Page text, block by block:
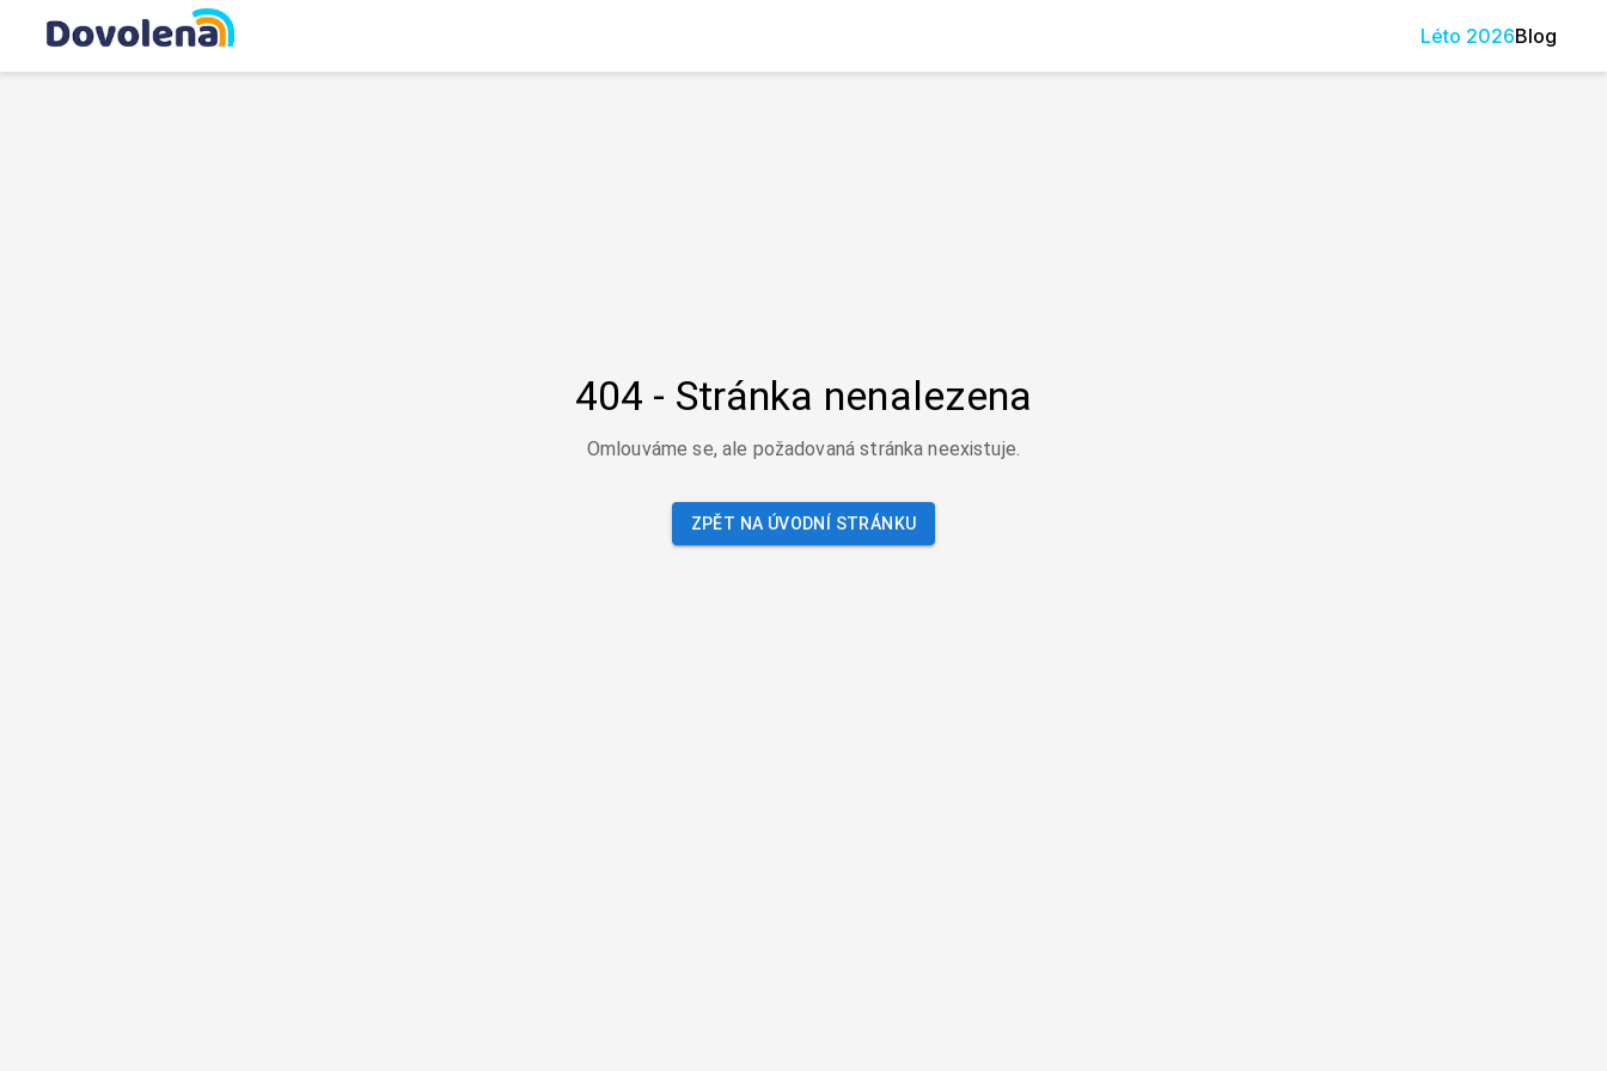
Léto 2026Blog
404 - Stránka nenalezena
Omlouváme se, ale požadovaná stránka neexistuje.
ZPĚT NA ÚVODNÍ STRÁNKU